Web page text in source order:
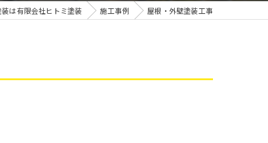
雨漏り
は有限会社ヒトミ塗装 施工事例 屋根・外壁塗装工事